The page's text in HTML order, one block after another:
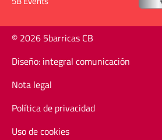
© 2026 5barricas CB
Diseño: integral comunicación
Nota legal
Política de privacidad
Uso de cookies